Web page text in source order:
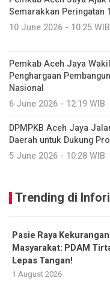
Semarakkan Peringatan
10 June 2026 - 10:25 WIB
Pemkab Aceh Jaya
Penghargaan
Nasional
6 June 2026 - 12:19 WIB
DPMPKB Aceh Jaya
Daerah untuk Dukung
5 June 2026 - 10:28 WIB
Trending di
Pasie Raya
Masyarakat: PDAM
Lepas Tangan!
1 August 2026